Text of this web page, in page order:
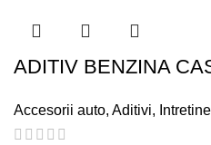
ADITIV BENZINA
Accesorii auto, Aditivi,